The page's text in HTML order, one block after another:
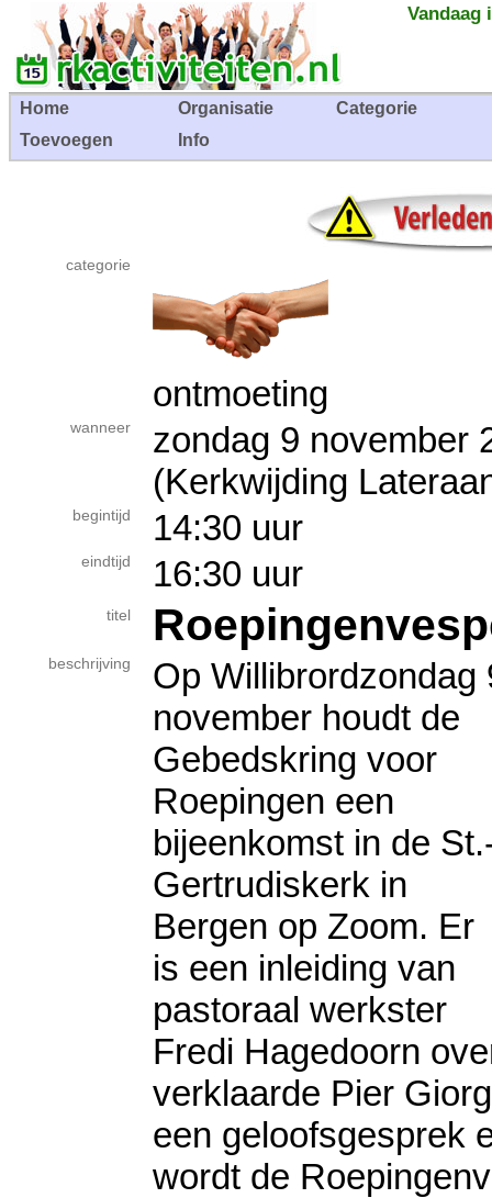
Vandaag
Home Organisatie
Categorie
Toevoegen
Info
categorie
ontmoeting
wanneer
zondag 9
(Kerkwijding
begintijd 14:30 uur
eindtijd 16:30 uur
titel
beschrijving
Op Willibrordzondag
november houdt de
Gebedskring voor
Roepingen een
bijeenkomst in de
Gertrudiskerk in
Bergen op Zoom. Er
is een inleiding van
pastoraal werkster
Fredi Hagedoorn
verklaarde Pier
een geloofsgesprek
wordt de